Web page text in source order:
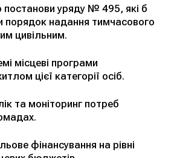
постанови уряду № 495, які б
порядок надання тимчасового
цивільним.
місцеві програми
цієї категорії осіб.
та моніторинг потреб
фінансування на рівні